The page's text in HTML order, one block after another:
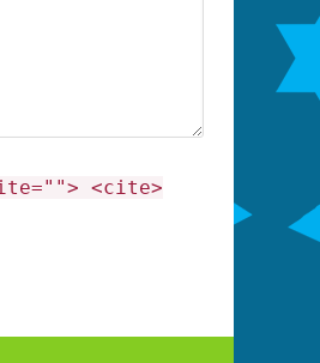
<cite>